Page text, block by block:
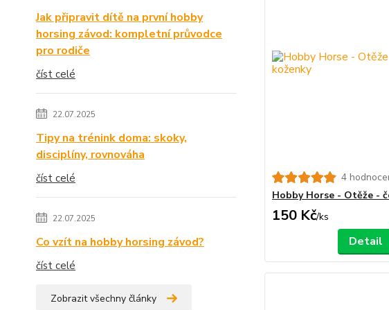
Jak připravit dítě na první hobby
horsing závod: kompletní průvodce
pro rodiče
číst celé
22.07.2025
Tipy na trénink doma: skoky,
disciplíny, rovnováha
číst celé
22.07.2025
Co vzít na hobby horsing závod?
číst celé
Zobrazit všechny články
4
Hobby Horse - Otěže -
150 Kč/ks
Detail